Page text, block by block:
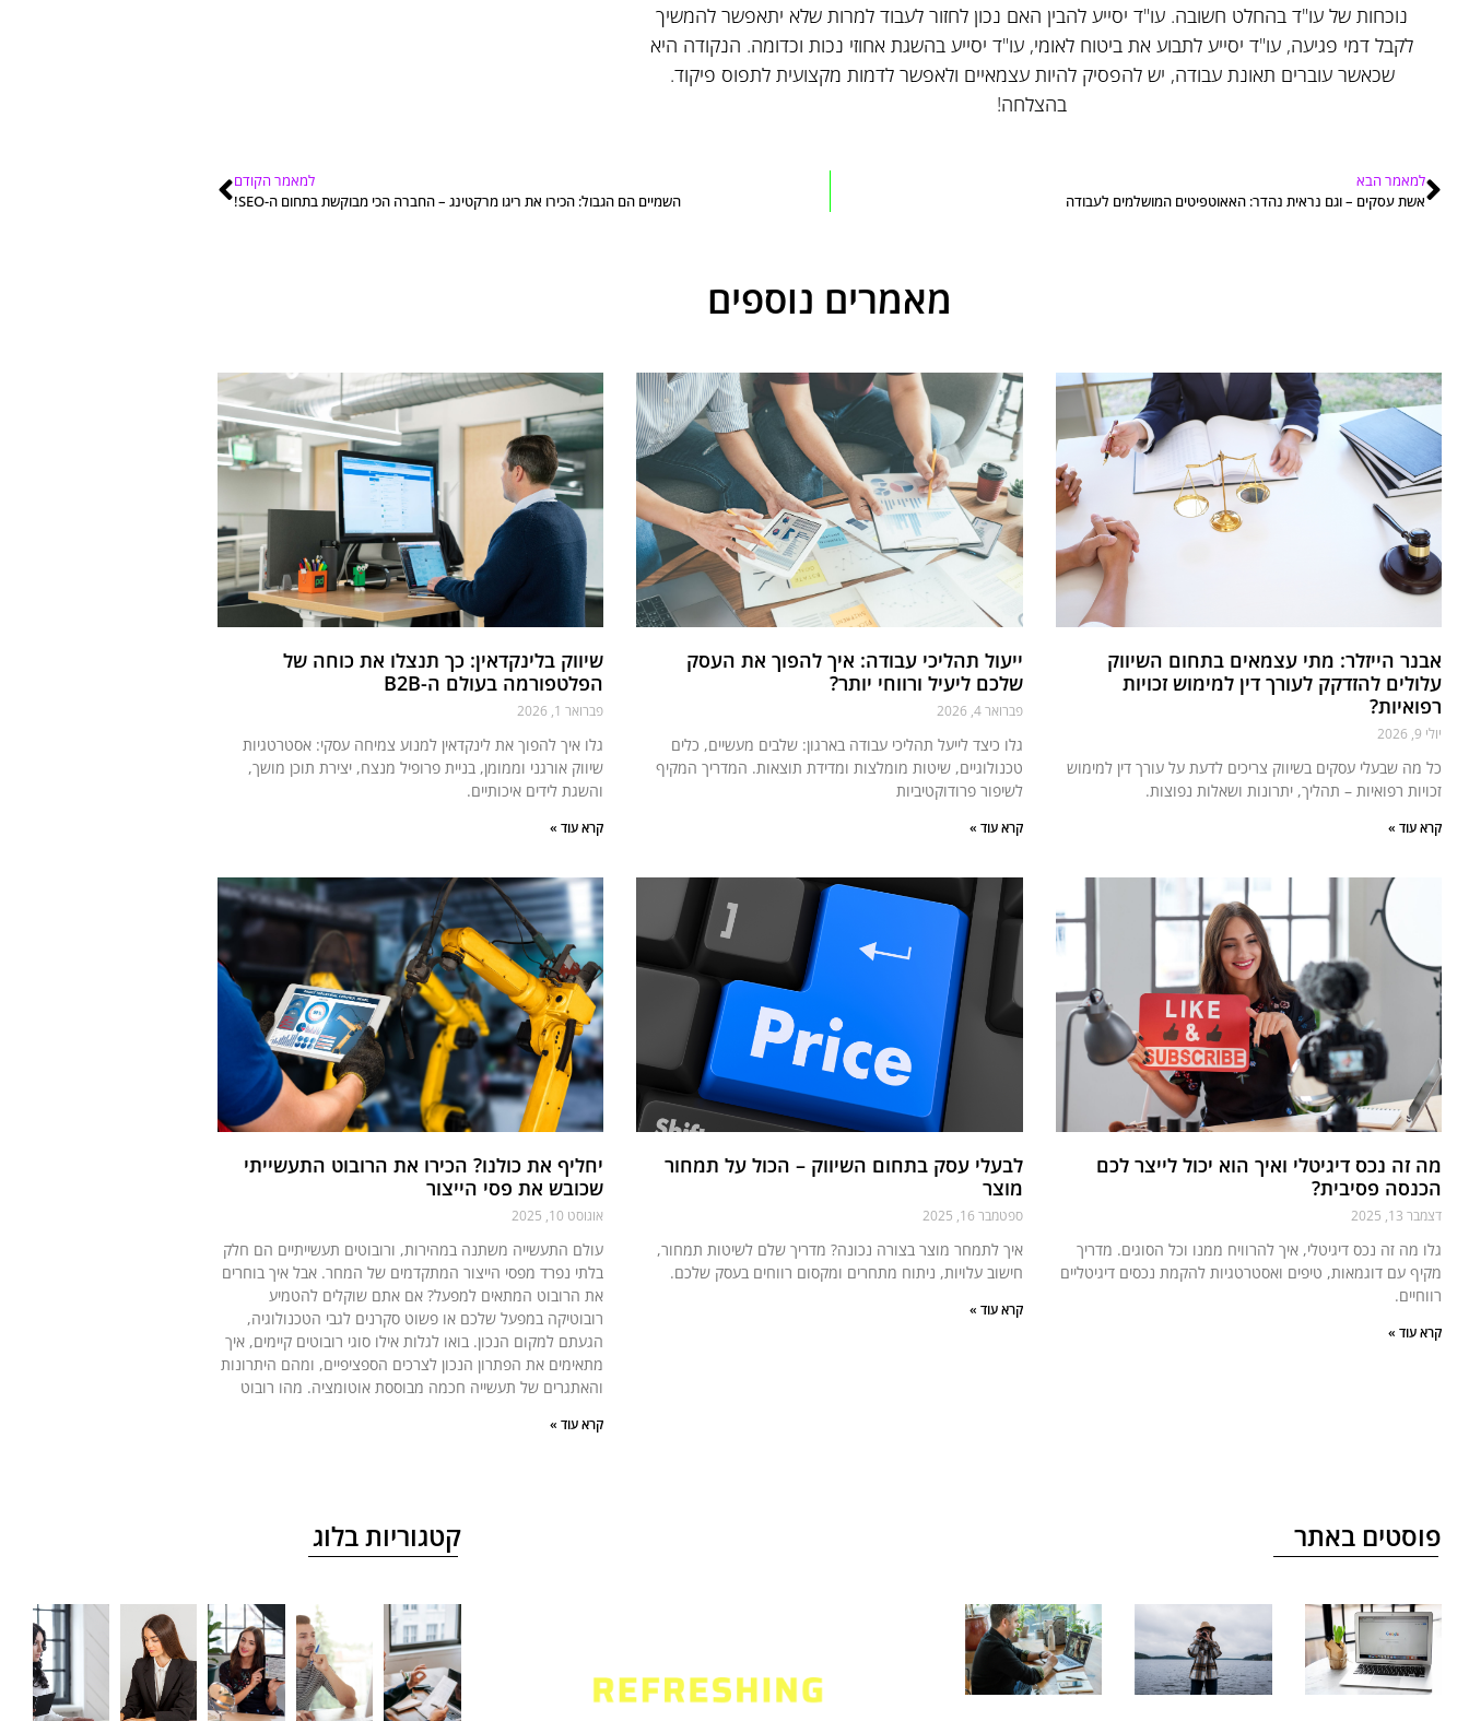
נוכחות של עו"ד בהחלט חשובה. עו"ד יסייע להבין האם נכון לחזור לעבוד למרות שלא יתאפשר להמשיך
לקבל דמי פגיעה, עו"ד יסייע לתבוע את ביטוח לאומי, עו"ד יסייע בהשגת אחוזי נכות וכדומה. הנקודה היא
שכאשר עוברים תאונת עבודה, יש להפסיק להיות עצמאיים ולאפשר לדמות מקצועית לתפוס פיקוד.
בהצלחה!
למאמר הבא
אשת עסקים – וגם נראית נהדר: האאוטפיטים המושלמים לעבודה
למאמר הקודם
השמיים הם הגבול: הכירו את ריגו מרקטינג – החברה הכי מבוקשת בתחום ה-SEO!
מאמרים נוספים
אבנר הייזלר: מתי עצמאים בתחום השיווק
עלולים להזדקק לעורך דין למימוש זכויות
רפואיות?
יולי 9, 2026
כל מה שבעלי עסקים בשיווק צריכים לדעת על עורך דין למימוש
זכויות רפואיות – תהליך, יתרונות ושאלות נפוצות.
קרא עוד »
ייעול תהליכי עבודה: איך להפוך את העסק
שלכם ליעיל ורווחי יותר?
פברואר 4, 2026
גלו כיצד לייעל תהליכי עבודה בארגון: שלבים מעשיים, כלים
טכנולוגיים, שיטות מומלצות ומדידת תוצאות. המדריך המקיף
לשיפור פרודוקטיביות
קרא עוד »
שיווק בלינקדאין: כך תנצלו את כוחה של
הפלטפורמה בעולם ה-B2B
פברואר 1, 2026
גלו איך להפוך את לינקדאין למנוע צמיחה עסקי: אסטרטגיות
שיווק אורגני וממומן, בניית פרופיל מנצח, יצירת תוכן מושך,
והשגת לידים איכותיים.
קרא עוד »
מה זה נכס דיגיטלי ואיך הוא יכול לייצר לכם
הכנסה פסיבית?
דצמבר 13, 2025
גלו מה זה נכס דיגיטלי, איך להרוויח ממנו וכל הסוגים. מדריך
מקיף עם דוגמאות, טיפים ואסטרטגיות להקמת נכסים דיגיטליים
רווחיים.
קרא עוד »
לבעלי עסק בתחום השיווק – הכול על תמחור
מוצר
ספטמבר 16, 2025
איך לתמחר מוצר בצורה נכונה? מדריך שלם לשיטות תמחור,
חישוב עלויות, ניתוח מתחרים ומקסום רווחים בעסק שלכם.
קרא עוד »
יחליף את כולנו? הכירו את הרובוט התעשייתי
שכובש את פסי הייצור
אוגוסט 10, 2025
עולם התעשייה משתנה במהירות, ורובוטים תעשייתיים הם חלק
בלתי נפרד מפסי הייצור המתקדמים של המחר. אבל איך בוחרים
את הרובוט המתאים למפעל? אם אתם שוקלים להטמיע
רובוטיקה במפעל שלכם או פשוט סקרנים לגבי הטכנולוגיה,
הגעתם למקום הנכון. בואו לגלות אילו סוגי רובוטים קיימים, איך
מתאימים את הפתרון הנכון לצרכים הספציפיים, ומהם היתרונות
והאתגרים של תעשייה חכמה מבוססת אוטומציה. מהו רובוט
קרא עוד »
פוסטים באתר קטגוריות בלוג